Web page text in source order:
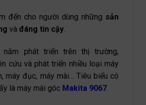
đến cho người dùng những sản
và đáng tin cậy.
năm phát triển trên thị trường,
cứu và phát triển nhiều loại máy
máy đục, máy mài… Tiêu biểu có
là máy mài góc Makita 9067